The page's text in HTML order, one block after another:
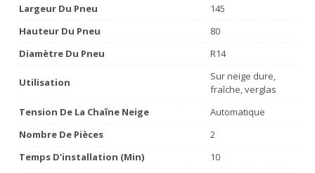
Largeur Du Pneu
145
Hauteur Du Pneu
80
Diamètre Du Pneu
R14
Utilisation
Sur neige dure,
fraîche, verglas
Tension De La Chaîne Neige
Automatique
Nombre De Pièces
2
Temps D'installation (min)
10